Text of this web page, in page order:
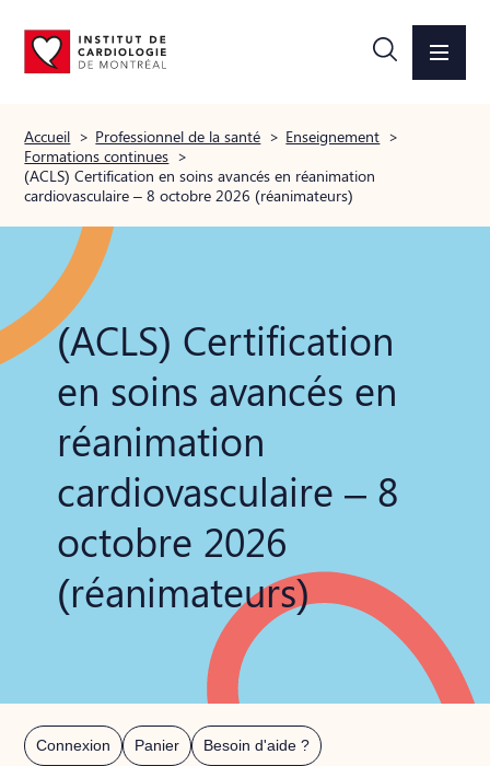
Accueil > Professionnel de la santé > Enseignement >
Formations continues >
(ACLS) Certification en soins avancés en réanimation
cardiovasculaire – 8 octobre 2026 (réanimateurs)
(ACLS) Certification
en soins avancés en
réanimation
cardiovasculaire – 8
octobre 2026
(réanimateurs)
Connexion Panier Besoin d'aide ?